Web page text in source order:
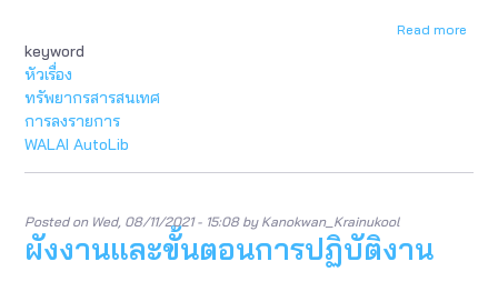
Read more
งาน
keyword
หัวเรื่อง
ทรัพยากรสารสนเทศ
การลงรายการ
WALAI AutoLib
Posted on Wed, 08/11/2021 - 15:08by Kanokwan_Krainukool
ผังงานและขั้นตอนการปฏิบัติงาน